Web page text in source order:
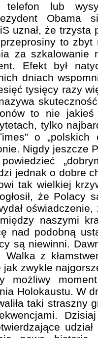
telefon lub
Obama
uznał, że
to zbyt
za szkalowanie
Efekt był
dniach
tysięcy razy
to nie
tylko
o „polskich
Nigdy jeszcze
jednak o dobre
tak wielkiej
że Polacy
naszymi
nad podobną
są niewinni.
z
jak zwykle
możliwy
Holokaustu. W
taki straszny